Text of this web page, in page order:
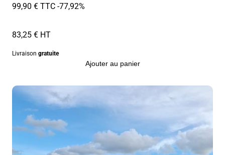
99,90 € TTC-77,92%
83,25 € HT
Livraison gratuite
Ajouter au panier